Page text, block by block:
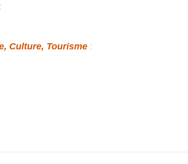
:
Culture, Tourisme :